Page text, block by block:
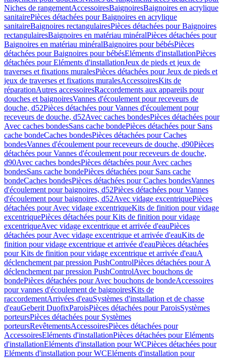
Niches de rangementAccessoiresBaignoiresBaignoires en acrylique
sanitairePièces détachées pour Baignoires en acrylique
sanitaireBaignoires rectangulairesPièces détachées pour Baignoires
rectangulairesBaignoires en matériau minéralPièces détachées pour
Baignoires en matériau minéralBaignoires pour bébésPièces
détachées pour Baignoires pour bébésEléments d'installationPièces
détachées pour Eléments d'installationJeux de pieds et jeux de
traverses et fixations muralesPièces détachées pour Jeux de pieds et
jeux de traverses et fixations muralesAccessoiresKits de
réparationAutres accessoiresRaccordements aux appareils pour
douches et baignoiresVannes d'écoulement pour receveurs de
douche, d52Pièces détachées pour Vannes d'écoulement pour
receveurs de douche, d52Avec caches bondesPièces détachées pour
Avec caches bondesSans cache bondePièces détachées pour Sans
cache bondeCaches bondesPièces détachées pour Caches
bondesVannes d'écoulement pour receveurs de douche, d90Pièces
détachées pour Vannes d'écoulement pour receveurs de douche,
d90Avec caches bondesPièces détachées pour Avec caches
bondesSans cache bondePièces détachées pour Sans cache
bondeCaches bondesPièces détachées pour Caches bondesVannes
d'écoulement pour baignoires, d52Pièces détachées pour Vannes
d'écoulement pour baignoires, d52Avec vidage excentriquePièces
détachées pour Avec vidage excentriqueKits de finition pour vidage
excentriquePièces détachées pour Kits de finition pour vidage
excentriqueAvec vidage excentrique et arrivée d'eauPièces
détachées pour Avec vidage excentrique et arrivée d'eauKits de
finition pour vidage excentrique et arrivée d'eauPièces détachées
pour Kits de finition pour vidage excentrique et arrivée d'eauA
déclenchement par pression PushControlPièces détachées pour A
déclenchement par pression PushControlAvec bouchons de
bondePièces détachées pour Avec bouchons de bondeAccessoires
pour vannes d'écoulement de baignoiresKits de
raccordementArrivées d'eauSystèmes d'installation et de chasse
d'eauGeberit DuofixParoisPièces détachées pour ParoisSystèmes
porteursPièces détachées pour Systèmes
porteursRevêtementsAccessoiresPièces détachées pour
AccessoiresEléments d'installationPièces détachées pour Eléments
d'installationEléments d'installation pour WCPièces détachées pour
Eléments d'installation pour WCEléments d'installation pour